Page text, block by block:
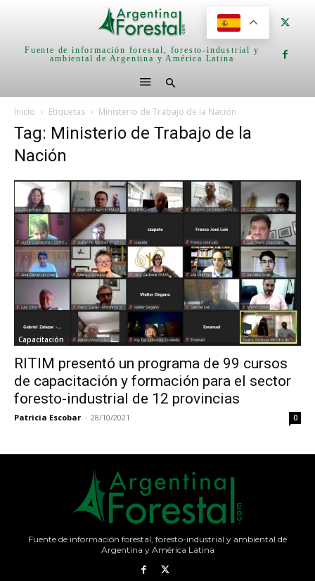
Fuente de información forestal, foresto-industrial y
ambiental de Argentina y América Latina
Inicio Etiquetas Ministerio de Trabajo de la Nación
Tag: Ministerio de Trabajo de la
Nación
Capacitación
RITIM presentó un programa de 99 cursos
de capacitación y formación para el sector
foresto-industrial de 12 provincias
Patricia Escobar - 28/10/2021 0
Fuente de información forestal, foresto-industrial y ambiental de
Argentina y América Latina